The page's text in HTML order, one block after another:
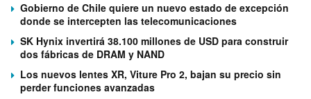
Gobierno de Chile quiere un nuevo estado de excepción
donde se intercepten las telecomunicaciones
SK Hynix invertirá 38.100 millones de USD para construir
dos fábricas de DRAM y NAND
Los nuevos lentes XR, Viture Pro 2, bajan su precio sin
perder funciones avanzadas